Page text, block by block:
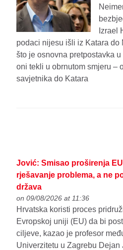
Izrael
podaci nijesu išli iz Katara do
što je osnovna pretpostavka
oni tekli u obrnutom smjeru –
savjetnika do Katara
Jović: Smisao proširenja
rješavanje problema, a ne
država
on 09/08/2026 at 11:36
Hrvatska koristi proces
Evropskoj uniji (EU) da bi
ciljeve, kazao je profesor
Univerzitetu u Zagrebu Dejan